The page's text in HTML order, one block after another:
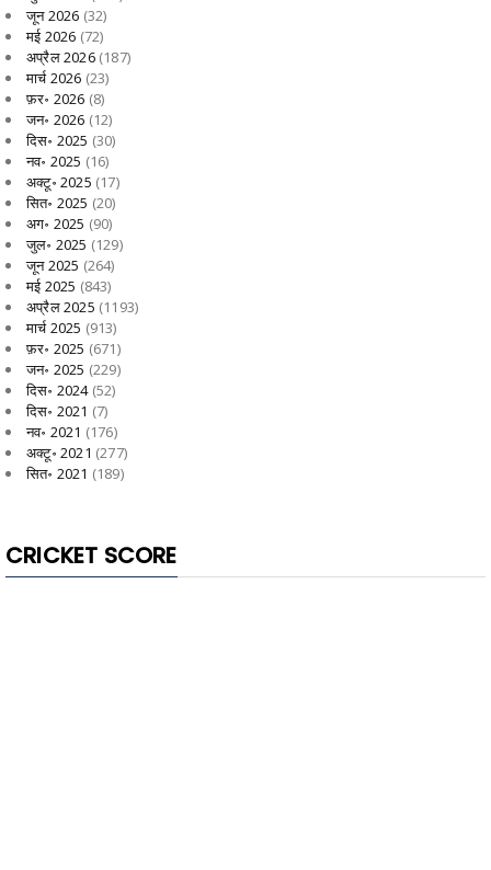
जून 2026 (32)
मई 2026 (72)
अप्रैल 2026(187)
मार्च 2026 (23)
फ़र॰ 2026 (8)
जन॰ 2026 (12)
दिस॰ 2025 (30)
नव॰ 2025 (16)
अक्टू॰ 2025 (17)
सित॰ 2025 (20)
अग॰ 2025 (90)
जुल॰ 2025 (129)
जून 2025 (264)
मई 2025 (843)
अप्रैल 2025 (1193)
मार्च 2025 (913)
फ़र॰ 2025 (671)
जन॰ 2025 (229)
दिस॰ 2024(52)
दिस॰ 2021 (7)
नव॰ 2021 (176)
अक्टू॰ 2021 (277)
सित॰ 2021 (189)
CRICKET SCORE